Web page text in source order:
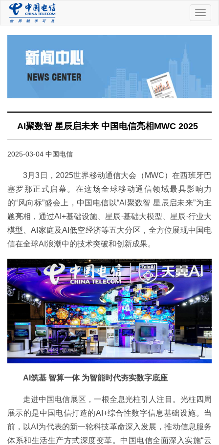
中
国
AI聚数智 星辰启未来 中国电信亮相MWC 2025
2025-03-04 中国电信
3月3日，2025世界移动通信大会（MWC）在西班牙巴
塞罗那正式启幕。在这场全球移动通信领域最具影响力
的“风向标”盛会上，中国电信以“AI聚数智 星辰启未来”为主
题亮相，通过AI+基础设施、星辰·基础大模型、星辰·行业大
模型、AI家庭及AI低空经济等五大分区，全方位展现中国电
信在全球AI浪潮中的技术突破和创新成果。
AI筑基 智算一体 为智能时代夯实数字底座
走进中国电信展区，一根全息光柱引人注目。光柱四周
展示的是中国电信打造的AI+综合性数字信息基础设施。当
前，以AI为代表的新一轮科技革命深入发展，推动信息服务
体系和生活生产方式深度变革。中国电信全面深入实施“云